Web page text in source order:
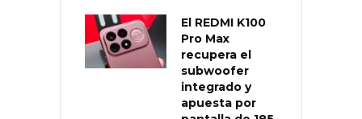
El REDMI K100
Pro Max
recupera el
subwoofer
integrado y
apuesta por